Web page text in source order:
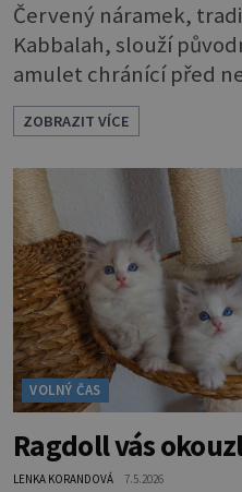
Červený náramek,
Kabbalah, slouží
amulet chránící před
současné šperkařské
symbol posouvá na
Aurino racionálně
červené šňůrky s
kovu, čímž vzniká
šperk vhodný pro
Kabbalah z
ZOBRAZIT VÍCE
VOLNÝ ČAS
Ragdoll vás
LENKA KORANDOVÁ 7.5.2026